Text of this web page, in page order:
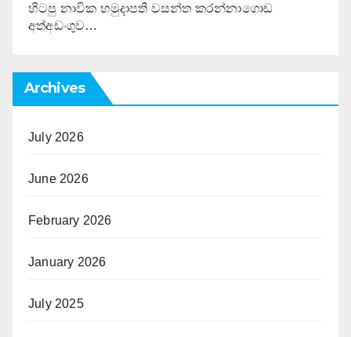
හිටපු නාවික හමුදාපති වසන්ත කරන්නාගොඩ
අත්අඩංගුව…
Archives
July 2026
June 2026
February 2026
January 2026
July 2025